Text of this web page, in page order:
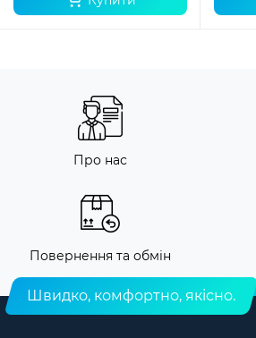
Про нас
Повернення та обмін
Швидко, комфортно, якісно.